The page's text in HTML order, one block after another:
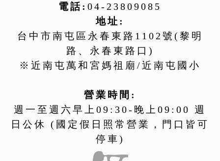
電話: 04-23809085
地址:
台中市南屯區永春東路1102號(黎明
路、永春東路口)
※近南屯萬和宮媽祖廟/近南屯國小
營業時間:
週一至週六早上09:30-晚上09:00 週
日公休 (國定假日照常營業，門口皆可
停車)